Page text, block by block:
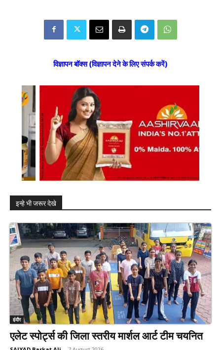
विज्ञापन बॉक्स (विज्ञापन देने के लिए संपर्क करें)
इन्हे भी जरूर देखे
इंदौर
एलेट स्पोर्ट्स की जिला स्तरीय मार्शल आर्ट टीम चयनित